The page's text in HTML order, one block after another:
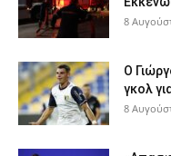
8
Ο
γκολ
8